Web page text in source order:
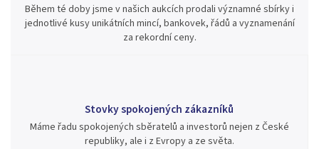
Během té doby jsme v našich aukcích prodali významné sbírky i
jednotlivé kusy unikátních mincí, bankovek, řádů a vyznamenání
za rekordní ceny.
Stovky spokojených zákazníků
Máme řadu spokojených sběratelů a investorů nejen z České
republiky, ale i z Evropy a ze světa.